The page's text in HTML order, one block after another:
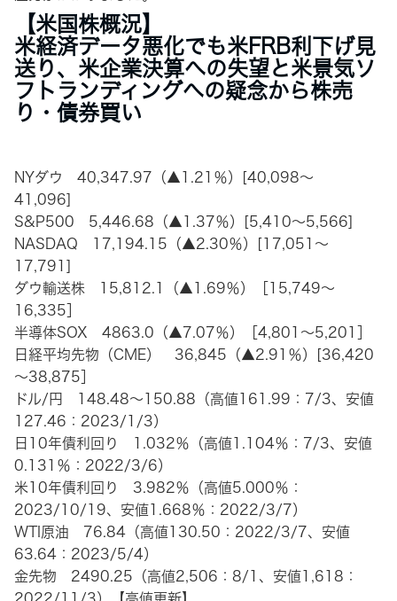
【米国株概況】
米経済データ悪化でも米FRB利下げ見
送り、米企業決算への失望と米景気ソ
フトランディングへの疑念から株売
り・債券買い
NYダウ 40,347.97（▲1.21％）[40,098～
41,096]
S&P500 5,446.68（▲1.37％）[5,410～5,566]
NASDAQ 17,194.15（▲2.30％）[17,051～
17,791]
ダウ輸送株 15,812.1（▲1.69％）［15,749～
16,335］
半導体SOX 4863.0（▲7.07％）［4,801～5,201］
日経平均先物（CME） 36,845（▲2.91％）[36,420
～38,875］
ドル/円 148.48～150.88（高値161.99：7/3、安値
127.46：2023/1/3）
日10年債利回り 1.032％（高値1.104％：7/3、安値
0.131％：2022/3/6）
米10年債利回り 3.982％（高値5.000％：
2023/10/19、安値1.668％：2022/3/7）
WTI原油 76.84（高値130.50：2022/3/7、安値
63.64：2023/5/4）
金先物 2490.25（高値2,506：8/1、安値1,618：